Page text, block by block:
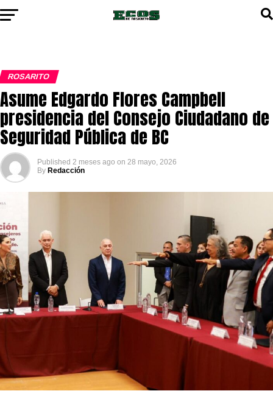
ROSARITO
Asume Edgardo Flores Campbell
presidencia del Consejo Ciudadano de
Seguridad Pública de BC
Published 2 meses ago on 28 mayo, 2026
By Redacción